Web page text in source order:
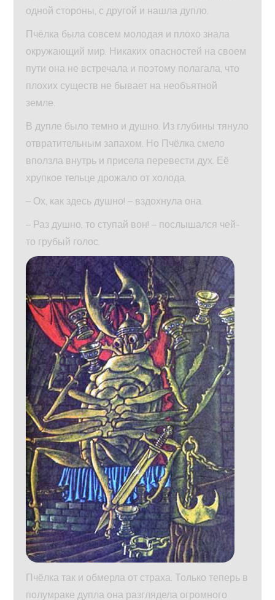
одной стороны, с другой и нашла дупло.
Пчёлка была совсем молодая и плохо знала
окружающий мир. Никаких опасностей на своем
пути она не встречала и поэтому полагала, что
плохих существ не бывает на необъятной
земле.
В дупле было темно и душно. Из глубины тянуло
отвратительным запахом. Но Пчёлка смело
вползла внутрь и присела перевести дух. Её
хрупкое тельце дрожало от холода.
– Ох, как здесь душно! – вздохнула она.
– Раз душно, то ступай вон! – послышался чей-
то грубый голос.
Пчёлка так и обмерла от страха. Только теперь в
полумраке дупла она разглядела огромного